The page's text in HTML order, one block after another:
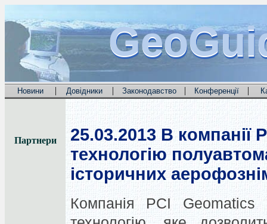
Новини | Довідники | Законодавство | Конференції |
Партнери 25.03.2013 В компанії
технологію
історичних
Компанія PCI